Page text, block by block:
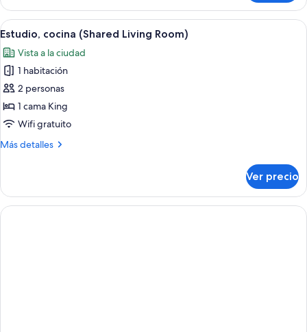
cocina
(Shared
Living
Abrir
todas
las
fotos
de
Estudio,
cocina
Living
Un dormitorio moderno con una
4
Estudio, cocina (Shared Living Room)
Vista a la ciudad
1 habitación
2 personas
1 cama King
Wifi gratuito
Más detalles
Más
cocina
(Shared
Living
Ver precio